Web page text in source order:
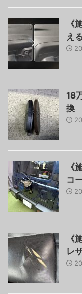
《
え
18
換
《
コ
《
レ